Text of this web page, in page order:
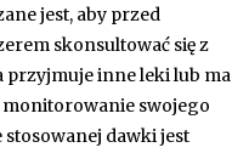
jest, aby przed
skonsultować się z
przyjmuje inne leki lub ma
swojego
dawki jest